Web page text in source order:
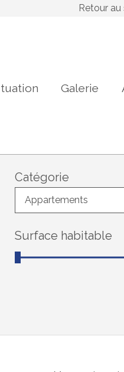
Retour
Galerie
Catégorie
Appartements
Surface habitable